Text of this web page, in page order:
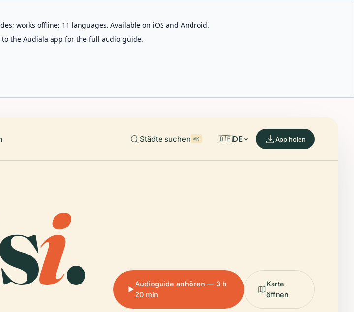
works offline; 11 languages. Available on iOS and Android.
the Audiala app for the full audio guide.
Städte suchen ⌘K 🇩🇪DE App holen
i.
Audioguide anhören — 3 h
20 min
Karte
öffnen